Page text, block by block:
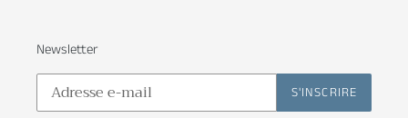
Newsletter
S'INSCRIRE